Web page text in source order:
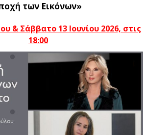
των Εικόνων»
& Σάββατο 13 Ιουνίου 2026, στις
18:00